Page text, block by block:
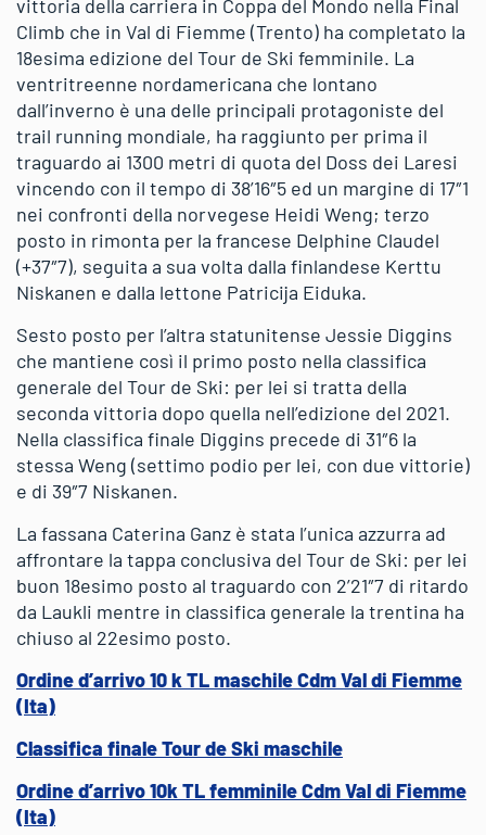
vittoria della carriera in Coppa del Mondo nella Final
Climb che in Val di Fiemme (Trento) ha completato la
18esima edizione del Tour de Ski femminile. La
ventritreenne nordamericana che lontano
dall’inverno è una delle principali protagoniste del
trail running mondiale, ha raggiunto per prima il
traguardo ai 1300 metri di quota del Doss dei Laresi
vincendo con il tempo di 38’16″5 ed un margine di 17″1
nei confronti della norvegese Heidi Weng; terzo
posto in rimonta per la francese Delphine Claudel
(+37″7), seguita a sua volta dalla finlandese Kerttu
Niskanen e dalla lettone Patricija Eiduka.
Sesto posto per l’altra statunitense Jessie Diggins
che mantiene così il primo posto nella classifica
generale del Tour de Ski: per lei si tratta della
seconda vittoria dopo quella nell’edizione del 2021.
Nella classifica finale Diggins precede di 31″6 la
stessa Weng (settimo podio per lei, con due vittorie)
e di 39″7 Niskanen.
La fassana Caterina Ganz è stata l’unica azzurra ad
affrontare la tappa conclusiva del Tour de Ski: per lei
buon 18esimo posto al traguardo con 2’21″7 di ritardo
da Laukli mentre in classifica generale la trentina ha
chiuso al 22esimo posto.
Ordine d’arrivo 10 k TL maschile Cdm Val di Fiemme
(Ita)
Classifica finale Tour de Ski maschile
Ordine d’arrivo 10k TL femminile Cdm Val di Fiemme
(Ita)